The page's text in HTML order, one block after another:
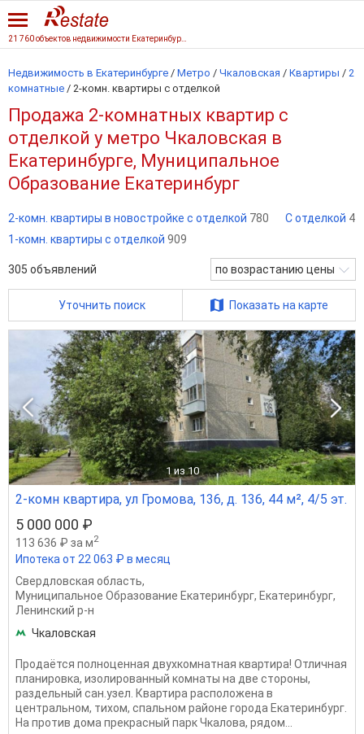
Недвижимость в Екатеринбурге / Метро / Чкаловская / Квартиры / 2
комнатные / 2-комн. квартиры с отделкой
Продажа 2-комнатных квартир с
отделкой у метро Чкаловская в
Екатеринбурге, Муниципальное
Образование Екатеринбург
2-комн. квартиры в новостройке с отделкой 780 С отделкой 4
1-комн. квартиры с отделкой 909
305 объявлений по возрастанию цены
Уточнить поиск Показать на карте
1 из 10
2-комн квартира, ул Громова, 136, д. 136, 44 м², 4/5 эт.
5 000 000 ₽
113 636 ₽ за м2
Ипотека от 22 063 ₽ в месяц
Свердловская область,
Муниципальное Образование Екатеринбург, Екатеринбург,
Ленинский р-н
Чкаловская
Продаётся полноценная двухкомнатная квартира! Отличная
планировка, изолированный комнаты на две стороны,
раздельный сан.узел. Квартира расположена в
центральном, тихом, спальном районе города Екатеринбург.
На против дома прекрасный парк Чкалова, рядом...